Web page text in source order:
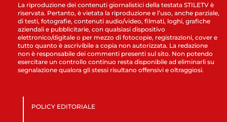
La riproduzione dei contenuti giornalistici della testata STILETV è
riservata. Pertanto, è vietata la riproduzione e l’uso, anche parziale,
di testi, fotografie, contenuti audio/video, filmati, loghi, grafiche
aziendali e pubblicitarie, con qualsiasi dispositivo
elettronico/digitale o per mezzo di fotocopie, registrazioni, cover e
tutto quanto è ascrivibile a copia non autorizzata. La redazione
non è responsabile dei commenti presenti sul sito. Non potendo
esercitare un controllo continuo resta disponibile ad eliminarli su
segnalazione qualora gli stessi risultano offensivi e oltraggiosi.
POLICY EDITORIALE